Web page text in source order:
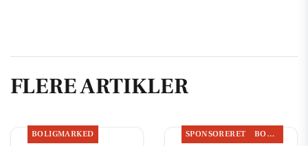
FLERE ARTIKLER
BOLIGMARKED SPONSORERET BOLIGMARKED